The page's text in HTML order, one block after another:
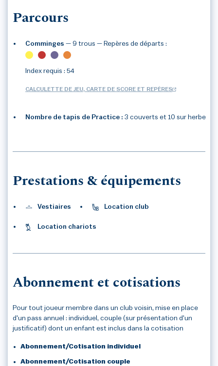
Parcours
Comminges — 9 trous — Repères de départs :
Index requis : 54
CALCULETTE DE JEU, CARTE DE SCORE ET REPÈRES
Nombre de tapis de Practice : 3 couverts et 10 sur herbe
Prestations & équipements
Vestiaires Location club
Location chariots
Abonnement et cotisations
Pour tout joueur membre dans un club voisin, mise en place
d'un pass annuel : individuel, couple (sur présentation d'un
justificatif) dont un enfant est inclus dans la cotisation
Abonnement/Cotisation individuel
Abonnement/Cotisation couple